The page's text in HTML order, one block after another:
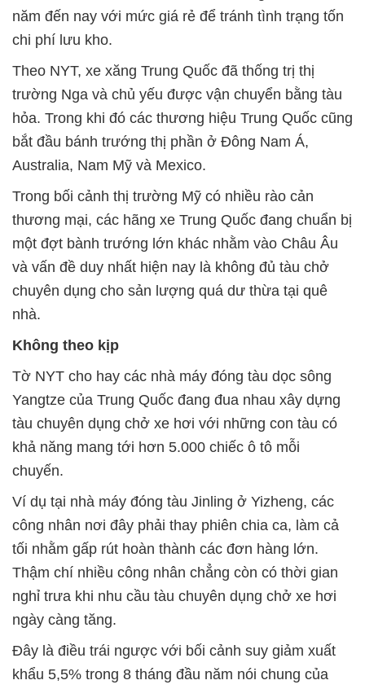
năm đến nay với mức giá rẻ để tránh tình trạng tốn
chi phí lưu kho.
Theo NYT, xe xăng Trung Quốc đã thống trị thị
trường Nga và chủ yếu được vận chuyển bằng tàu
hỏa. Trong khi đó các thương hiệu Trung Quốc cũng
bắt đầu bánh trướng thị phần ở Đông Nam Á,
Australia, Nam Mỹ và Mexico.
Trong bối cảnh thị trường Mỹ có nhiều rào cản
thương mại, các hãng xe Trung Quốc đang chuẩn bị
một đợt bành trướng lớn khác nhằm vào Châu Âu
và vấn đề duy nhất hiện nay là không đủ tàu chở
chuyên dụng cho sản lượng quá dư thừa tại quê
nhà.
Không theo kịp
Tờ NYT cho hay các nhà máy đóng tàu dọc sông
Yangtze của Trung Quốc đang đua nhau xây dựng
tàu chuyên dụng chở xe hơi với những con tàu có
khả năng mang tới hơn 5.000 chiếc ô tô mỗi
chuyến.
Ví dụ tại nhà máy đóng tàu Jinling ở Yizheng, các
công nhân nơi đây phải thay phiên chia ca, làm cả
tối nhằm gấp rút hoàn thành các đơn hàng lớn.
Thậm chí nhiều công nhân chẳng còn có thời gian
nghỉ trưa khi nhu cầu tàu chuyên dụng chở xe hơi
ngày càng tăng.
Đây là điều trái ngược với bối cảnh suy giảm xuất
khẩu 5,5% trong 8 tháng đầu năm nói chung của